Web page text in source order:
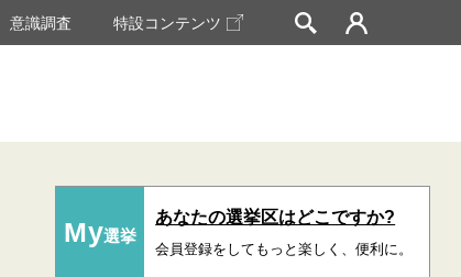
意識調査 特設コンテンツ
My選挙
あなたの選挙区はどこですか?
会員登録をしてもっと楽しく、便利に。